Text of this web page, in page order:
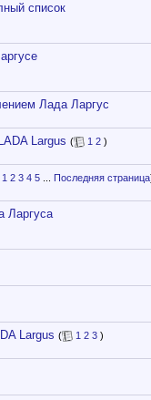
список
Лада Ларгус
Largus ( 1 2 )
1 2 3 4 5 Последняя страница
Ларгуса
Largus ( 1 2 3 )